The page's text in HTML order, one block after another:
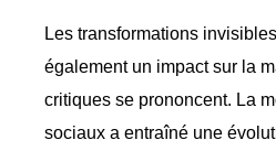
Les transformations
également un impact sur la
critiques se prononcent. La
sociaux a entraîné une